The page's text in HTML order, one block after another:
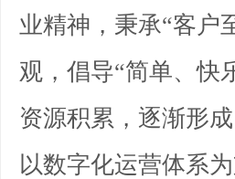
业精神，秉承“客户
观，倡导“简单、快
资源积累，逐渐形
以数字化运营体系为